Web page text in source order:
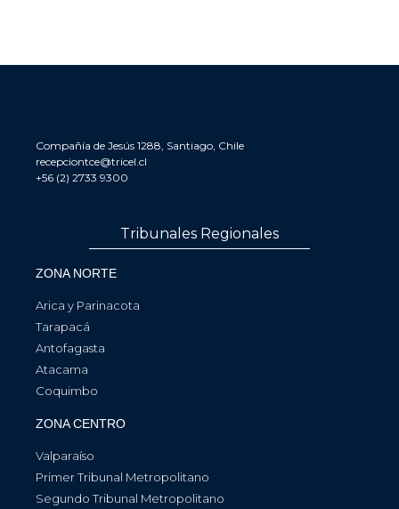
Compañía de Jesús 1288, Santiago, Chile
recepciontce@tricel.cl
+56 (2) 2733 9300
Tribunales Regionales
ZONA NORTE
Arica y Parinacota
Tarapacá
Antofagasta
Atacama
Coquimbo
ZONA CENTRO
Valparaíso
Primer Tribunal Metropolitano
Segundo Tribunal Metropolitano